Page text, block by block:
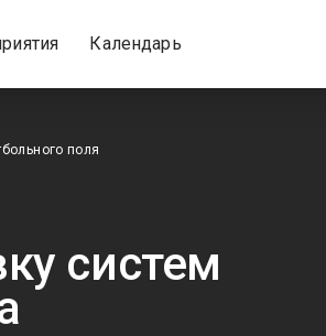
Календарь
поля
систем